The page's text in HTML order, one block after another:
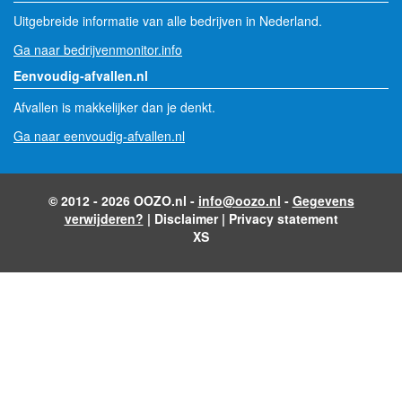
Uitgebreide informatie van alle bedrijven in Nederland.
Ga naar bedrijvenmonitor.info
Eenvoudig-afvallen.nl
Afvallen is makkelijker dan je denkt.
Ga naar eenvoudig-afvallen.nl
© 2012 - 2026 OOZO.nl - info@oozo.nl - Gegevens
verwijderen? | Disclaimer| Privacy statement
XS